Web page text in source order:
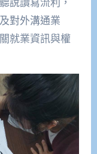
對外溝通業
就業資訊與權